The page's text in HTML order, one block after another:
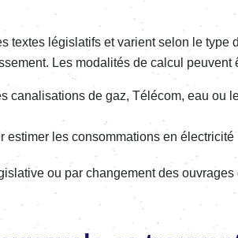
textes légis­la­tifs et varient selon le type
Les moda­li­tés de calcul peuvent
cana­li­sa­tions de gaz, Télé­com, eau ou
esti­mer les consom­ma­tions en élec­tri­cité
ou par chan­ge­ment des